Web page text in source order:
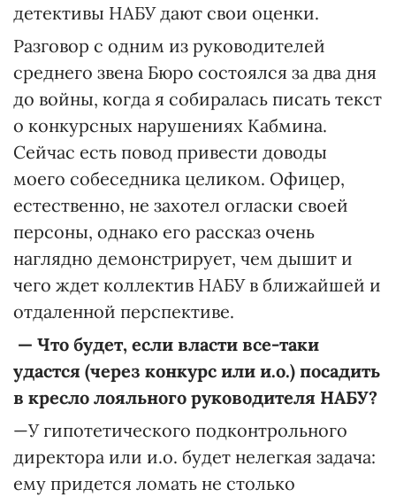
детективы НАБУ дают свои оценки.
Разговор с одним из руководителей
среднего звена Бюро состоялся за два дня
до войны, когда я собиралась писать текст
о конкурсных нарушениях Кабмина.
Сейчас есть повод привести доводы
моего собеседника целиком. Офицер,
естественно, не захотел огласки своей
персоны, однако его рассказ очень
наглядно демонстрирует, чем дышит и
чего ждет коллектив НАБУ в ближайшей и
отдаленной перспективе.
— Что будет, если власти все-таки
удастся (через конкурс или и.о.) посадить
в кресло лояльного руководителя НАБУ?
—У гипотетического подконтрольного
директора или и.о. будет нелегкая задача:
ему придется ломать не столько